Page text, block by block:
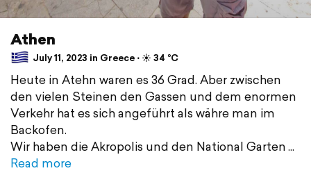
Athen
July 11, 2023 in Greece ⋅ ☀️ 34 °C
Heute in Atehn waren es 36 Grad. Aber zwischen
den vielen Steinen den Gassen und dem enormen
Verkehr hat es sich angeführt als währe man im
Backofen.
Wir haben die Akropolis und den National Garten
Read more